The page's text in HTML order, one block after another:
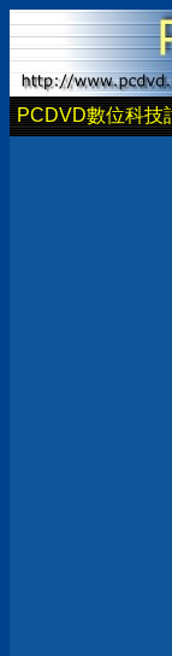
PCDVD數位科技